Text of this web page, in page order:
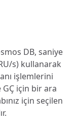
DB, saniye
s) kullanarak
işlemlerini
için bir ara
için seçilen